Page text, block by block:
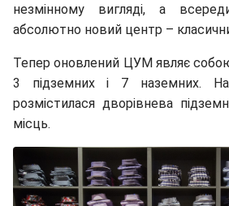
незмінному вигляді, а
абсолютно новий центр –
Тепер оновлений ЦУМ являє
3 підземних і 7 наземних.
розмістилася дворівнева
місць.